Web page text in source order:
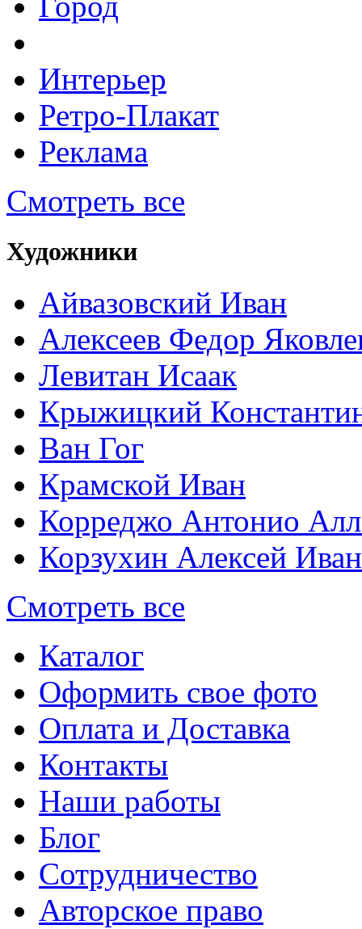
Интерьер
Ретро-Плакат
Реклама
Смотреть все
Художники
Айвазовский Иван
Алексеев Федор
Левитан Исаак
Крыжицкий
Ван Гог
Крамской Иван
Корреджо Антонио
Корзухин Алексей
Смотреть все
Каталог
Оформить свое фото
Оплата и Доставка
Контакты
Наши работы
Блог
Сотрудничество
Авторское право